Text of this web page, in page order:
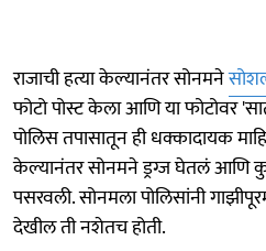
राजाची हत्या केल्यानंतर सोनमने
फोटो पोस्ट केला आणि या फोटोवर
पोलिस तपासातून ही धक्कादायक
केल्यानंतर सोनमने ड्रग्ज घेतलं आणि
पसरवली. सोनमला पोलिसांनी
देखील ती नशेतच होती.